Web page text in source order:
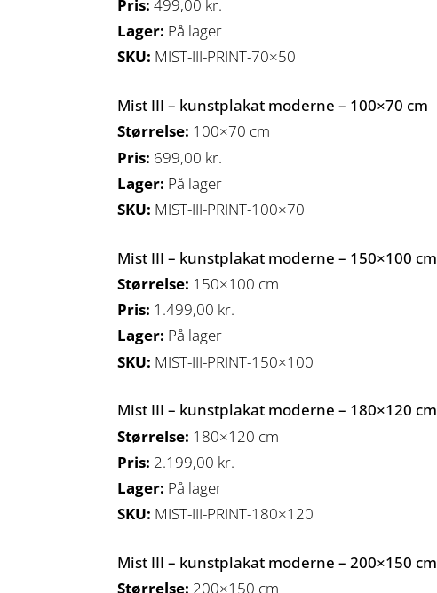
Pris: 499,00 kr.
Lager: På lager
SKU: MIST-III-PRINT-70×50
Mist III – kunstplakat moderne – 100×70 cm
Størrelse: 100×70 cm
Pris: 699,00 kr.
Lager: På lager
SKU: MIST-III-PRINT-100×70
Mist III – kunstplakat moderne – 150×100 cm
Størrelse: 150×100 cm
Pris: 1.499,00 kr.
Lager: På lager
SKU: MIST-III-PRINT-150×100
Mist III – kunstplakat moderne – 180×120 cm
Størrelse: 180×120 cm
Pris: 2.199,00 kr.
Lager: På lager
SKU: MIST-III-PRINT-180×120
Mist III – kunstplakat moderne – 200×150 cm
Størrelse: 200×150 cm